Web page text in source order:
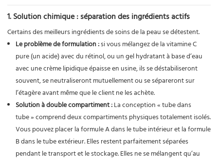
1. Solution chimique : séparation des ingrédients actifs
Certains des meilleurs ingrédients de soins de la peau se détestent.
Le problème de formulation :si vous mélangez de la vitamine C
pure (un acide) avec du rétinol, ou un gel hydratant à base d’eau
avec une crème lipidique épaisse en usine, ils se déstabiliseront
souvent, se neutraliseront mutuellement ou se sépareront sur
l’étagère avant même que le client ne les achète.
Solution à double compartiment :La conception « tube dans
tube » comprend deux compartiments physiques totalement isolés.
Vous pouvez placer la formule A dans le tube intérieur et la formule
B dans le tube extérieur. Elles restent parfaitement séparées
pendant le transport et le stockage. Elles ne se mélangent qu’au